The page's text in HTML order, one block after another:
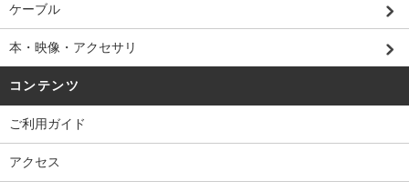
ケーブル
本・映像・アクセサリ
コンテンツ
ご利用ガイド
アクセス